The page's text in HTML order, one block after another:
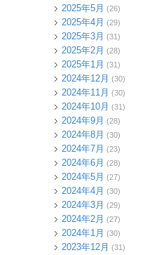
2025年5月 (26)
2025年4月 (29)
2025年3月 (31)
2025年2月 (28)
2025年1月 (31)
2024年12月 (30)
2024年11月 (30)
2024年10月 (31)
2024年9月 (28)
2024年8月 (30)
2024年7月 (23)
2024年6月 (28)
2024年5月 (27)
2024年4月 (30)
2024年3月 (29)
2024年2月 (27)
2024年1月 (30)
2023年12月 (31)